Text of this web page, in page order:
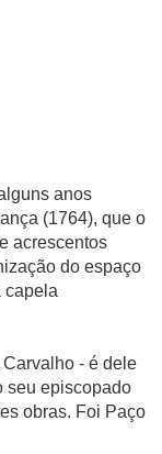
anos
(1764), que o
acrescentos
do espaço
capela
- é dele
seu episcopado
obras. Foi Paço